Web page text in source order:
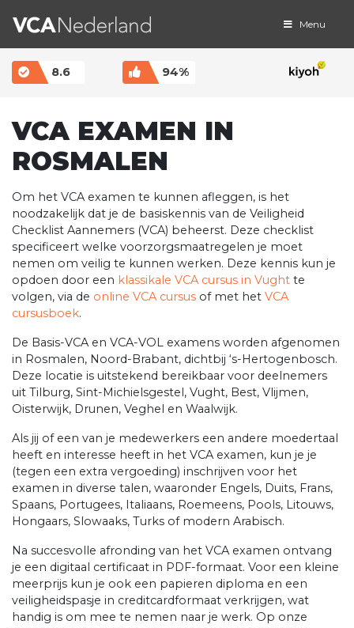
MAIN NAVIGATION Menu
8.6 94%
VCA EXAMEN IN
ROSMALEN
Om het VCA examen te kunnen afleggen, is het
noodzakelijk dat je de basiskennis van de Veiligheid
Checklist Aannemers (VCA) beheerst. Deze checklist
specificeert welke voorzorgsmaatregelen je moet
nemen om veilig te kunnen werken. Deze kennis kun je
opdoen door een klassikale VCA cursus in Vught te
volgen, via de online VCA cursus of met het VCA
cursusboek.
De Basis-VCA en VCA-VOL examens worden afgenomen
in Rosmalen, Noord-Brabant, dichtbij ‘s-Hertogenbosch.
Deze locatie is uitstekend bereikbaar voor deelnemers
uit Tilburg, Sint-Michielsgestel, Vught, Best, Vlijmen,
Oisterwijk, Drunen, Veghel en Waalwijk.
Als jij of een van je medewerkers een andere moedertaal
heeft en interesse heeft in het VCA examen, kun je je
(tegen een extra vergoeding) inschrijven voor het
examen in diverse talen, waaronder Engels, Duits, Frans,
Spaans, Portugees, Italiaans, Roemeens, Pools, Litouws,
Hongaars, Slowaaks, Turks of modern Arabisch.
Na succesvolle afronding van het VCA examen ontvang
je een digitaal certificaat in PDF-formaat. Voor een kleine
meerprijs kun je ook een papieren diploma en een
veiligheidspasje in creditcardformaat verkrijgen, wat
handig is om mee te nemen naar je werk. Op onze